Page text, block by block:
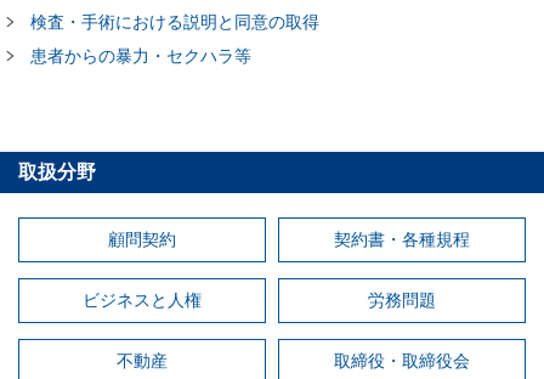
検査・手術における説明と同意の取得
患者からの暴力・セクハラ等
取扱分野
顧問契約 契約書・各種規程
ビジネスと人権 労務問題
不動産 取締役・取締役会